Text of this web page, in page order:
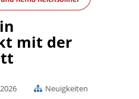
mit der
Neuigkeiten